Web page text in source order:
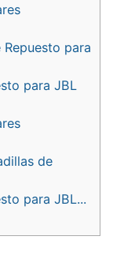
para
para JBL
de
para JBL...